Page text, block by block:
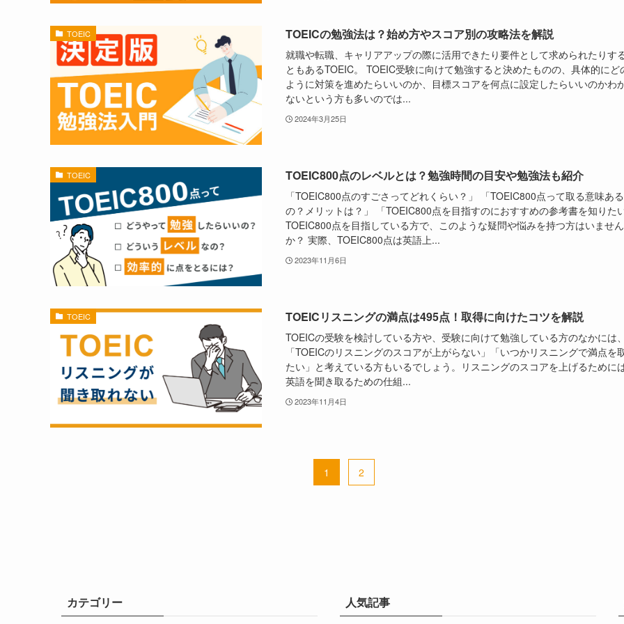
TOEIC TOEICの勉強法は？始め方やスコア別の攻略法を解説
就職や転職、キャリアアップの際に活用できたり要件として求められたりす
ともあるTOEIC。 TOEIC受験に向けて勉強すると決めたものの、具体的にど
ように対策を進めたらいいのか、目標スコアを何点に設定したらいいのかわ
ないという方も多いのでは...
2024年3月25日
TOEIC TOEIC800点のレベルとは？勉強時間の目安や勉強法も紹介
「TOEIC800点のすごさってどれくらい？」 「TOEIC800点って取る意味ある
の？メリットは？」 「TOEIC800点を目指すのにおすすめの参考書を知りたい
TOEIC800点を目指している方で、このような疑問や悩みを持つ方はいません
か？ 実際、TOEIC800点は英語上...
2023年11月6日
TOEIC TOEICリスニングの満点は495点！取得に向けたコツを解説
TOEICの受験を検討している方や、受験に向けて勉強している方のなかには、
「TOEICのリスニングのスコアが上がらない」「いつかリスニングで満点を
たい」と考えている方もいるでしょう。リスニングのスコアを上げるためには
英語を聞き取るための仕組...
2023年11月4日
1 2
カテゴリー 人気記事